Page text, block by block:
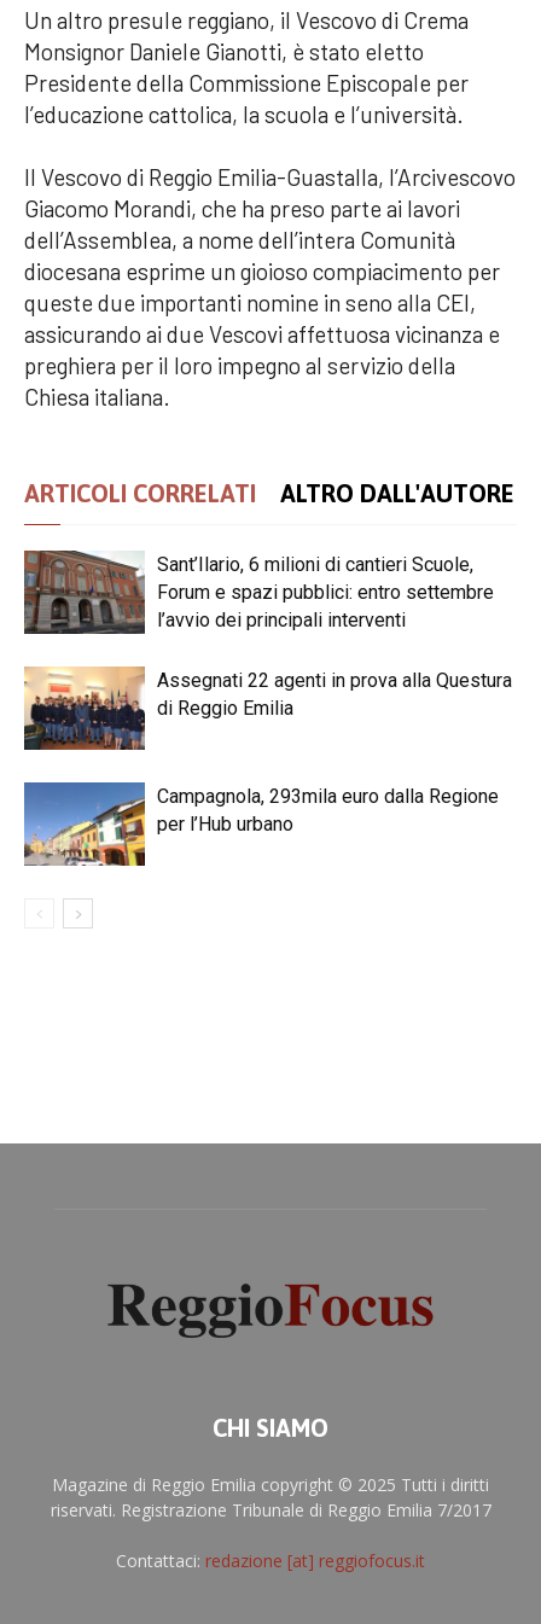
Un altro presule reggiano, il Vescovo di Crema
Monsignor Daniele Gianotti, è stato eletto
Presidente della Commissione Episcopale per
l’educazione cattolica, la scuola e l’università.
Il Vescovo di Reggio Emilia-Guastalla, l’Arcivescovo
Giacomo Morandi, che ha preso parte ai lavori
dell’Assemblea, a nome dell’intera Comunità
diocesana esprime un gioioso compiacimento per
queste due importanti nomine in seno alla CEI,
assicurando ai due Vescovi affettuosa vicinanza e
preghiera per il loro impegno al servizio della
Chiesa italiana.
ARTICOLI CORRELATI ALTRO DALL'AUTORE
Sant’Ilario, 6 milioni di cantieri Scuole,
Forum e spazi pubblici: entro settembre
l’avvio dei principali interventi
Assegnati 22 agenti in prova alla Questura
di Reggio Emilia
Campagnola, 293mila euro dalla Regione
per l’Hub urbano
CHI SIAMO
Magazine di Reggio Emilia copyright © 2025 Tutti i diritti
riservati. Registrazione Tribunale di Reggio Emilia 7/2017
Contattaci: redazione [at] reggiofocus.it